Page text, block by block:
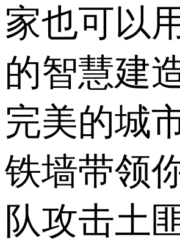
家也可以
的智慧建
完美的城
铁墙带领
队攻击土